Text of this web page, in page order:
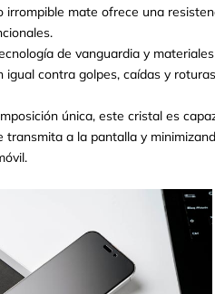
irrompible mate ofrece una
de vanguardia y
igual contra golpes, caídas y
única, este cristal es
transmita a la pantalla y